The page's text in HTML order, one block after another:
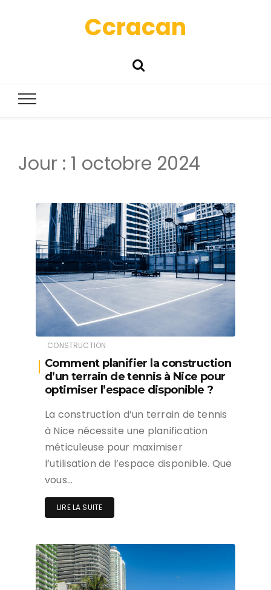
Ccracan
Jour : 1 octobre 2024
CONSTRUCTION
Comment planifier la construction
d’un terrain de tennis à Nice pour
optimiser l’espace disponible ?
La construction d’un terrain de tennis
à Nice nécessite une planification
méticuleuse pour maximiser
l’utilisation de l’espace disponible. Que
vous…
LIRE LA SUITE